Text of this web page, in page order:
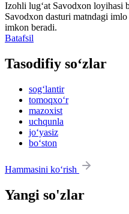
Izohli lugʻat Savodxon loyihasi
Savodxon dasturi matndagi
imkon beradi.
Batafsil
Tasodifiy so‘zlar
sog‘lantir
tomoqxo‘r
mazoxist
uchqunla
jo‘yasiz
bo‘ston
Hammasini ko‘rish
Yangi so'zlar